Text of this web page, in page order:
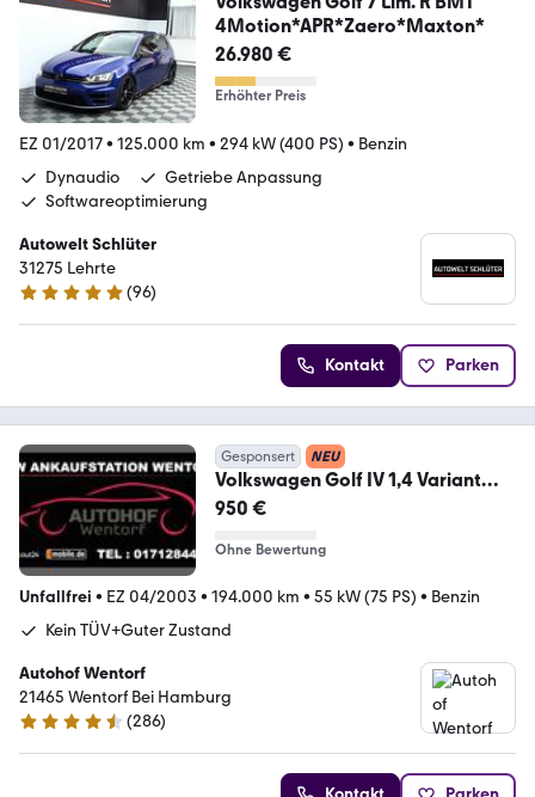
4Motion*APR*Zaero*Maxton*
26.980 €
Erhöhter Preis
EZ 01/2017• 125.000 km • 294 kW (400 PS) • Benzin
Dynaudio
Getriebe Anpassung
Softwareoptimierung
Autowelt Schlüter
31275 Lehrte
4.9 Sterne
(96)
Kontakt Parken
Gesponsert NEU
Volkswagen Golf IV 1,4 Variant
Pacific
950 €
Ohne Bewertung
Unfallfrei • EZ 04/2003 • 194.000 km • 55 kW (75 PS) • Benzin
Kein TÜV+Guter Zustand
Autohof Wentorf
21465 Wentorf Bei Hamburg
4.7 Sterne
(286)